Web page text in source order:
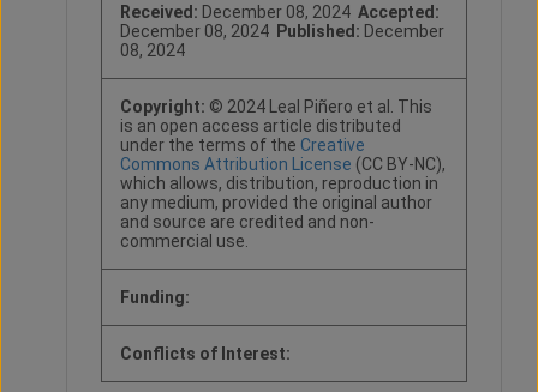
Received: December 08, 2024Accepted:
December 08, 2024 Published: December
08, 2024
Copyright: © 2024 Leal Piñero et al. This
is an open access article distributed
under the terms of the Creative
Commons Attribution License (CC BY-NC),
which allows, distribution, reproduction in
any medium, provided the original author
and source are credited and non-
commercial use.
Funding:
Conflicts of Interest: